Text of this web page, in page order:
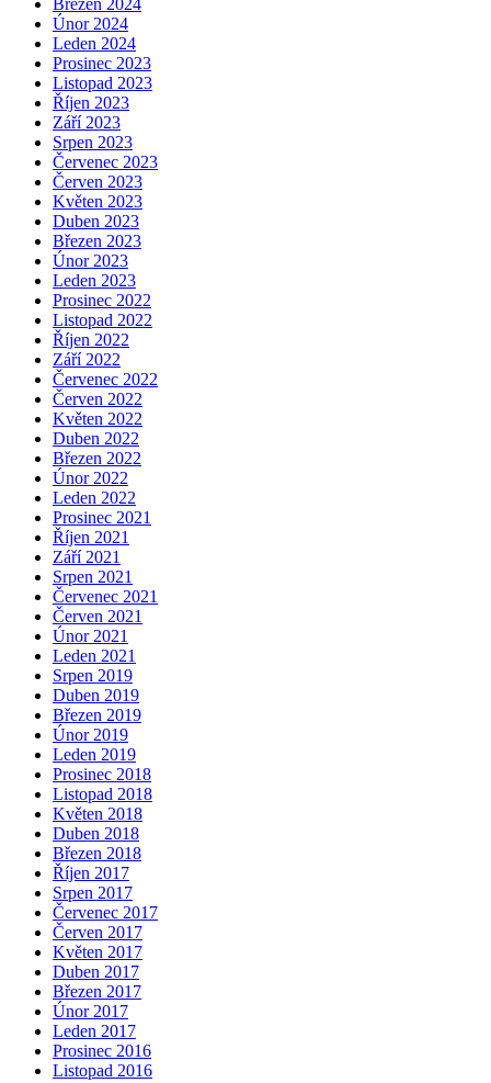
Březen 2024
Únor 2024
Leden 2024
Prosinec 2023
Listopad 2023
Říjen 2023
Září 2023
Srpen 2023
Červenec 2023
Červen 2023
Květen 2023
Duben 2023
Březen 2023
Únor 2023
Leden 2023
Prosinec 2022
Listopad 2022
Říjen 2022
Září 2022
Červenec 2022
Červen 2022
Květen 2022
Duben 2022
Březen 2022
Únor 2022
Leden 2022
Prosinec 2021
Říjen 2021
Září 2021
Srpen 2021
Červenec 2021
Červen 2021
Únor 2021
Leden 2021
Srpen 2019
Duben 2019
Březen 2019
Únor 2019
Leden 2019
Prosinec 2018
Listopad 2018
Květen 2018
Duben 2018
Březen 2018
Říjen 2017
Srpen 2017
Červenec 2017
Červen 2017
Květen 2017
Duben 2017
Březen 2017
Únor 2017
Leden 2017
Prosinec 2016
Listopad 2016